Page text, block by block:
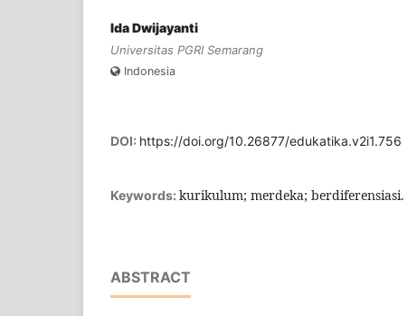
Ida Dwijayanti
Universitas PGRI Semarang
Indonesia
DOI: https://doi.org/10.26877/edukatika.v2i1.756
Keywords: kurikulum; merdeka; berdiferensiasi.
ABSTRACT